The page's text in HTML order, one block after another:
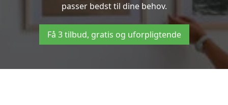
passer bedst til dine behov.
Få 3 tilbud, gratis og uforpligtende